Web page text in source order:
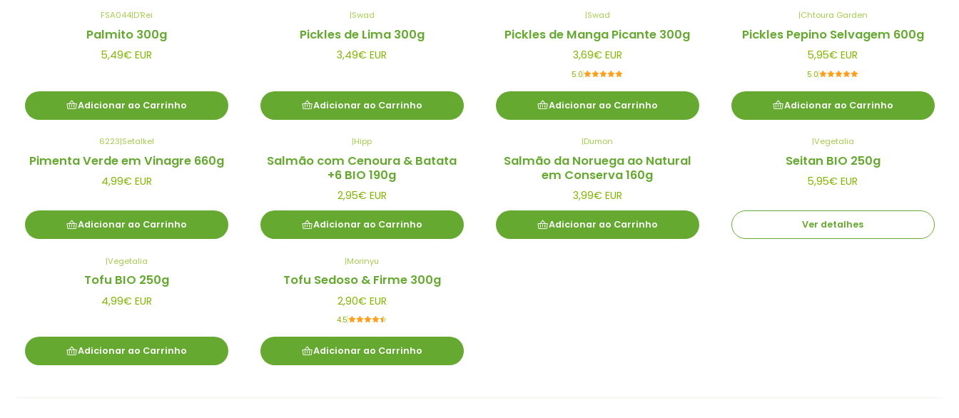
FSA044|D'Rei
Palmito 300g
5,49€ EUR
Adicionar ao Carrinho
|Swad
Pickles de Lima 300g
3,49€ EUR
Adicionar ao Carrinho
|Swad
Pickles de Manga Picante 300g
3,69€ EUR
5.0
Adicionar ao Carrinho
|Chtoura Garden
Pickles Pepino Selvagem 600g
5,95€ EUR
5.0
Adicionar ao Carrinho
6223|Setalkel
Pimenta Verde em Vinagre 660g
4,99€ EUR
Adicionar ao Carrinho
|Hipp
Salmão com Cenoura & Batata
+6 BIO 190g
2,95€ EUR
Adicionar ao Carrinho
|Dumon
Salmão da Noruega ao Natural
em Conserva 160g
3,99€ EUR
Adicionar ao Carrinho
|Vegetalia
Seitan BIO 250g
5,95€ EUR
Ver detalhes
|Vegetalia
Tofu BIO 250g
4,99€ EUR
Adicionar ao Carrinho
|Morinyu
Tofu Sedoso & Firme 300g
2,90€ EUR
4.5
Adicionar ao Carrinho